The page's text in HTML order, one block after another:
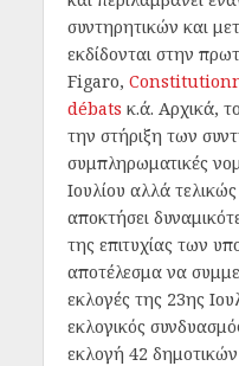
συντηρητικών και
εκδίδονται στην
Figaro,
débats κ.ά. Αρχικά,
την στήριξη των
συμπληρωματικές
Ιουλίου αλλά
αποκτήσει
της επιτυχίας των
αποτέλεσμα να
εκλογές της 23ης
εκλογικός
εκλογή 42